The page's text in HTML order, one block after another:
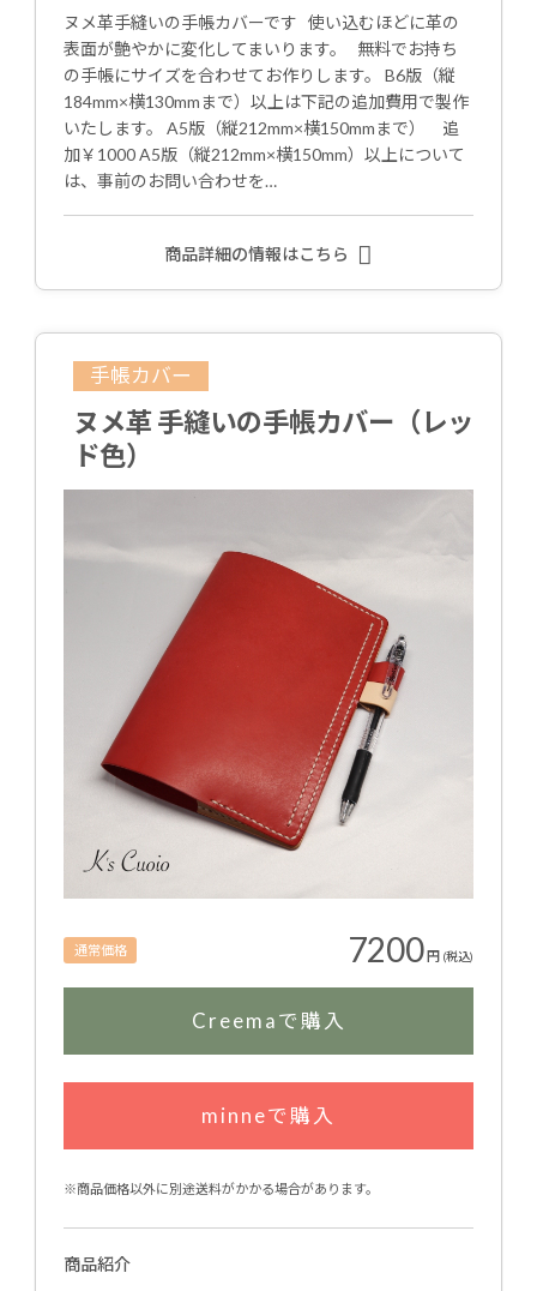
ヌメ革手縫いの手帳カバーです 使い込むほどに革の
表面が艶やかに変化してまいります。 無料でお持ち
の手帳にサイズを合わせてお作りします。 B6版（縦
184mm×横130mmまで）以上は下記の追加費用で製作
いたします。 A5版（縦212mm×横150mmまで） 追
加￥1000 A5版（縦212mm×横150mm）以上について
は、事前のお問い合わせを…
商品詳細の情報はこちら
手帳カバー
ヌメ革 手縫いの手帳カバー（レッ
ド色）
通常価格 7200円 (税込)
Creemaで購入
minneで購入
※商品価格以外に別途送料がかかる場合があります。
商品紹介